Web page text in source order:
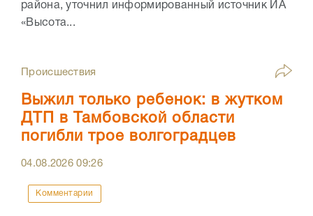
района, уточнил информированный источник ИА
«Высота...
Происшествия
Выжил только ребенок: в жутком
ДТП в Тамбовской области
погибли трое волгоградцев
04.08.202609:26
Комментарии